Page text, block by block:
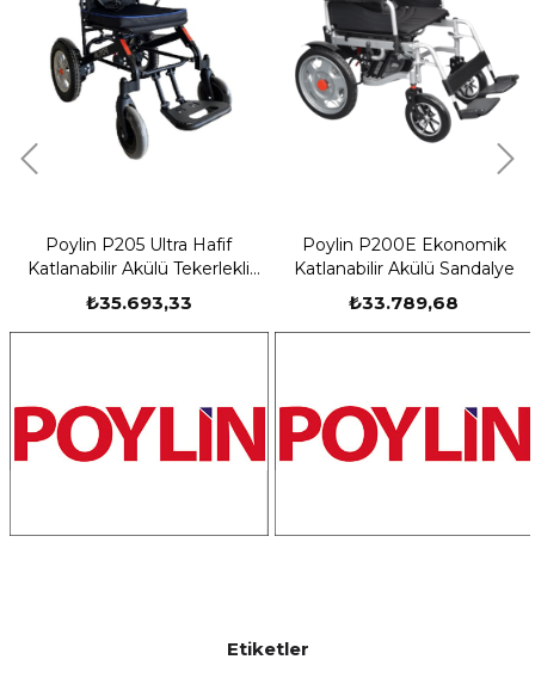
Poylin P205 Ultra Hafif
Katlanabilir Akülü Tekerlekli
Sandalye
₺35.693,33
Poylin P200E Ekonomik
Katlanabilir Akülü Sandalye
₺33.789,68
Etiketler